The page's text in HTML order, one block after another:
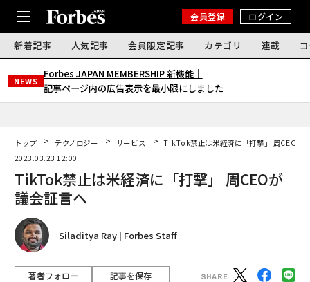
会員登録 ログイン
新着記事 人気記事 会員限定記事 カテゴリ 連載
NEWS
Forbes JAPAN MEMBERSHIP 新機能｜
記事ページ内の広告表示を最小限にしました
トップ テクノロジー サービス
TikTok禁止は米経済に「打撃」 周CEOが
2023.03.23 12:00
TikTok禁止は米経済に「打撃」 周CEOが
議会証言へ
Siladitya Ray | Forbes Staff
著者フォロー 記事を保存